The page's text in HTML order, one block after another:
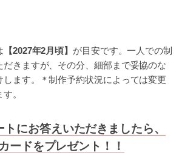
【2027年2月頃】 が目安です。一人での制
きますが、その分、細部まで妥協のな
します。＊制作予約状況によっては変更
。
にお答えいただきましたら、
ードをプレゼント！！